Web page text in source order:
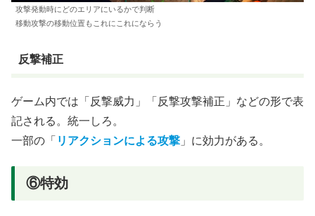
攻撃発動時にどのエリアにいるかで判断
移動攻撃の移動位置もこれにこれにならう
反撃補正
ゲーム内では「反撃威力」「反撃攻撃補正」などの形で表
記される。統一しろ。
一部の「 リアクションによる攻撃 」に効力がある。
⑥特効